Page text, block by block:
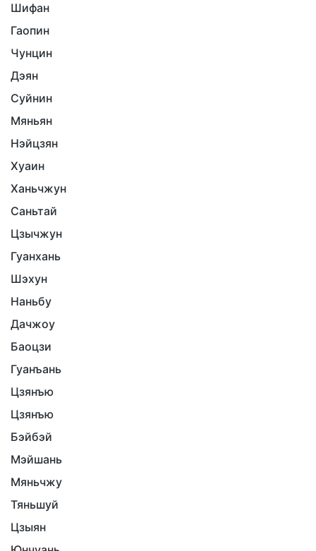
Шифан
Гаопин
Чунцин
Дэян
Суйнин
Мяньян
Нэйцзян
Хуаин
Ханьчжун
Саньтай
Цзычжун
Гуанхань
Шэхун
Наньбу
Дачжоу
Баоцзи
Гуанъань
Цзянъю
Цзянъю
Бэйбэй
Мэйшань
Мяньчжу
Тяньшуй
Цзыян